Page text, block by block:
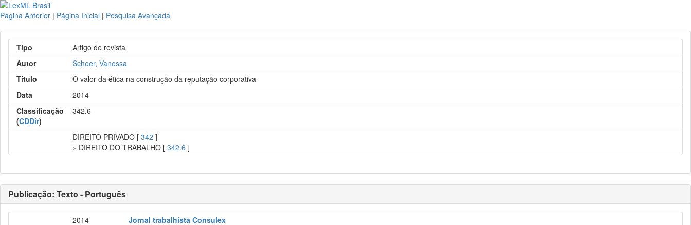
Página Anterior | Página Inicial | Pesquisa Avançada
Tipo
Artigo de revista
Autor
Scheer, Vanessa
Título
O valor da ética na construção da reputação corporativa
Data
2014
Classificação
(CDDir)
342.6
DIREITO PRIVADO [342 ]
» DIREITO DO TRABALHO [342.6 ]
Publicação: Texto - Português
2014
Jornal trabalhista Consulex